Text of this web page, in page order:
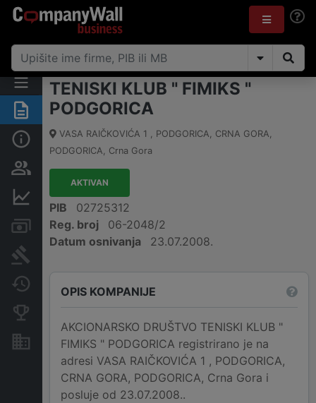
Sažetak
Osnovni podaci
Osobe i vlasništvo
Finansijski podaci
Računi i blokade
Nekretnine i imovina
TENISKI KLUB " FIMIKS "
PODGORICA
VASA RAIČKOVIĆA 1 , PODGORICA, CRNA GORA,
PODGORICA, Crna Gora
AKTIVAN
PIB
02725312
Reg. broj
06-2048/2
Datum osnivanja
23.07.2008.
OPIS KOMPANIJE
AKCIONARSKO DRUŠTVO TENISKI KLUB "
FIMIKS " PODGORICA registrirano je na
adresi VASA RAIČKOVIĆA 1 , PODGORICA,
CRNA GORA, PODGORICA, Crna Gora i
posluje od 23.07.2008..